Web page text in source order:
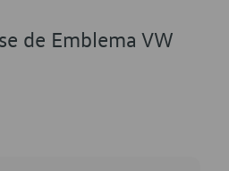
de Emblema VW